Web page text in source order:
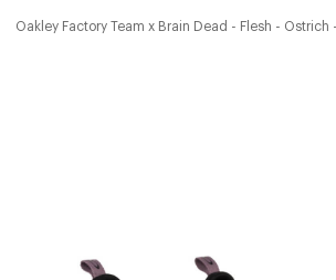
Oakley Factory Team x Brain Dead - Flesh - Ostrich